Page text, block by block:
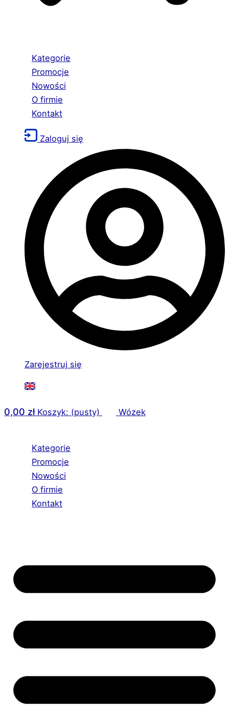
Kategorie
Promocje
Nowości
O firmie
Kontakt
Zaloguj się
Zarejestruj się
0,00 zł Koszyk: (pusty) Wózek
Kategorie
Promocje
Nowości
O firmie
Kontakt